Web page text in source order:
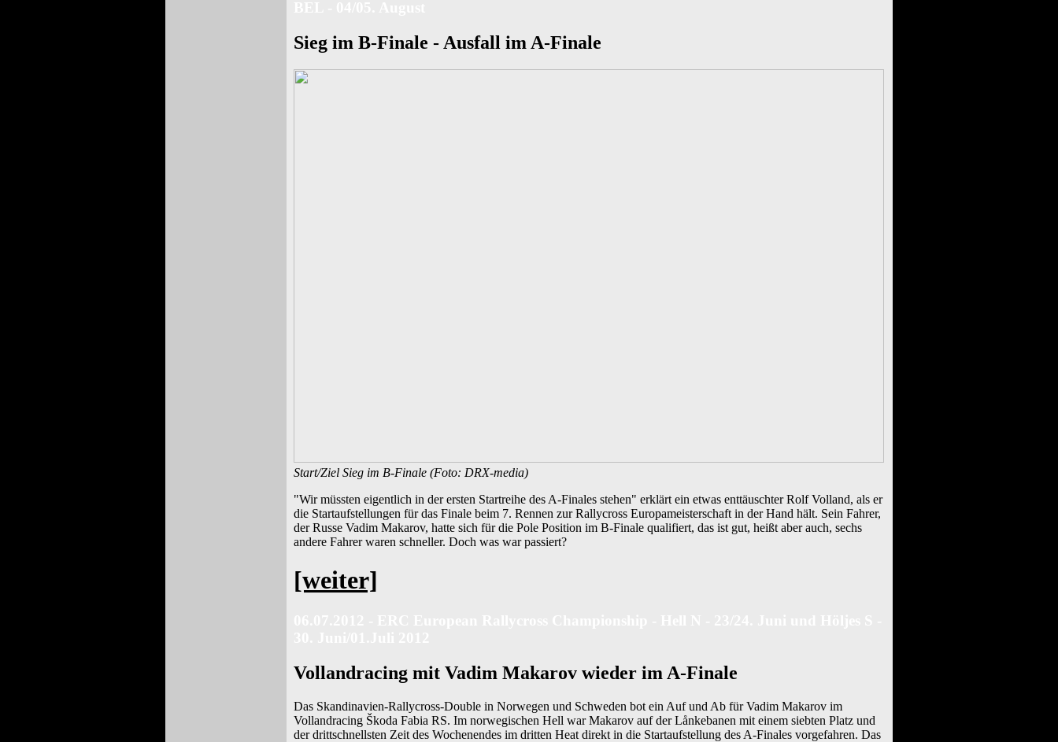
Sieg im B-Finale - Ausfall im A-Finale
Start/Ziel Sieg im B-Finale (Foto: DRX-media)
"Wir müssten eigentlich in der ersten Startreihe des A-Finales stehen" erklärt ein etwas enttäuschter Rolf Volland, als er
die Startaufstellungen für das Finale beim 7. Rennen zur Rallycross Europameisterschaft in der Hand hält. Sein Fahrer,
der Russe Vadim Makarov, hatte sich für die Pole Position im B-Finale qualifiert, das ist gut, heißt aber auch, sechs
andere Fahrer waren schneller. Doch was war passiert?
[weiter]
Vollandracing mit Vadim Makarov wieder im A-Finale
Das Skandinavien-Rallycross-Double in Norwegen und Schweden bot ein Auf und Ab für Vadim Makarov im
Vollandracing Škoda Fabia RS. Im norwegischen Hell war Makarov auf der Lånkebanen mit einem siebten Platz und
der drittschnellsten Zeit des Wochenendes im dritten Heat direkt in die Startaufstellung des A-Finales vorgefahren. Das